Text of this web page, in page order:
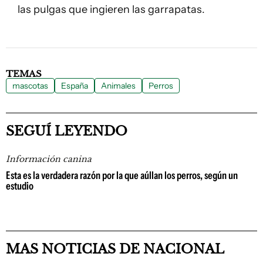
las pulgas que ingieren las garrapatas.
TEMAS
mascotas España Animales Perros
SEGUÍ LEYENDO
Información canina
Esta es la verdadera razón por la que aúllan los perros, según un
estudio
MAS NOTICIAS DE NACIONAL